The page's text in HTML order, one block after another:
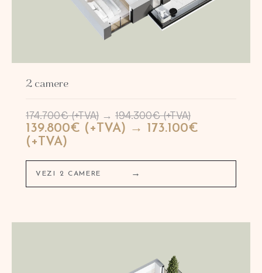
2 camere
174.700€ (+TVA) → 194.300€ (+TVA)
139.800€ (+TVA) → 173.100€
(+TVA)
VEZI 2 CAMERE →